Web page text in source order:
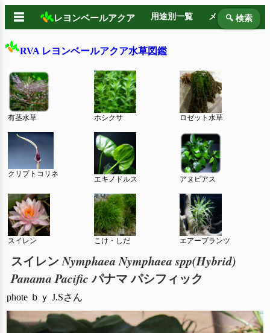
☰ レヨンベールアクア 用途別一覧 メーカー別
🔍 検索
RVA レヨンベールアクア水草図鑑
有茎水草 ホシクサ ロゼット水草
クリプトコリネ
エキノドルス アヌビアス
スイレン こけ・しだ エアープランツ
スイレン Nymphaea Nymphaea spp(Hybrid)
Panama Pacific パナマ パシフィック
phote ｂｙ J.Sさん